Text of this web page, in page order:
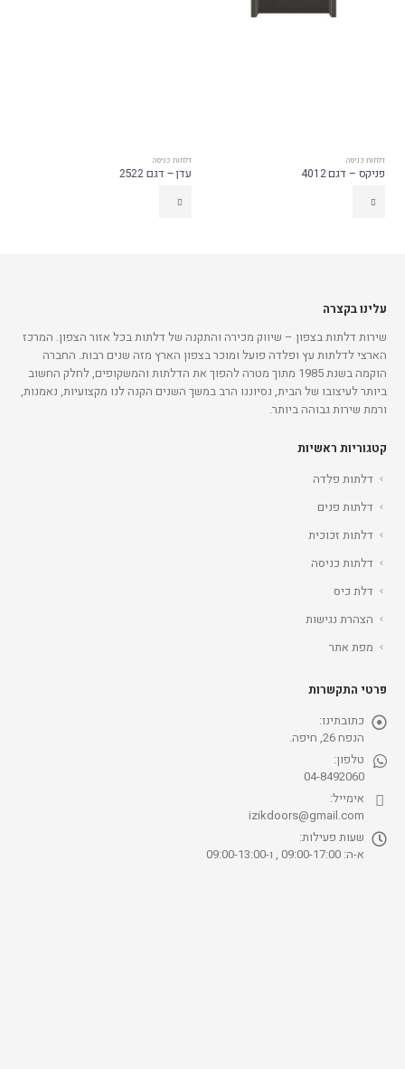
דלתות כניסה
פניקס – דגם 4012
דלתות כניסה
עדן – דגם 2522
עלינו בקצרה
שירות דלתות בצפון – שיווק מכירה והתקנה של דלתות בכל אזור הצפון. המרכז
הארצי לדלתות עץ ופלדה פועל ומוכר בצפון הארץ מזה שנים רבות. החברה
הוקמה בשנת 1985 מתוך מטרה להפוך את הדלתות והמשקופים, לחלק החשוב
ביותר לעיצובו של הבית, נסיוננו הרב במשך השנים הקנה לנו מקצועיות, נאמנות,
ורמת שירות גבוהה ביותר.
קטגוריות ראשיות
דלתות פלדה
דלתות פנים
דלתות זכוכית
דלתות כניסה
דלת כיס
הצהרת נגישות
מפת אתר
פרטי התקשרות
כתובתינו:
הנפח 26, חיפה.
טלפון:
04-8492060
אימייל:
izikdoors@gmail.com
שעות פעילות:
א-ה: 09:00-17:00 , ו-09:00-13:00